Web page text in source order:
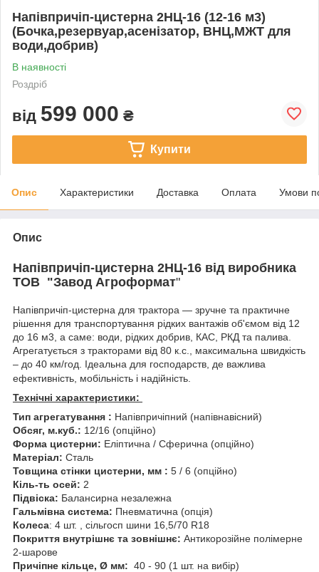
Напівпричіп-цистерна 2НЦ-16 (12-16 м3)
(Бочка,резервуар,асенізатор, ВНЦ,МЖТ для
води,добрив)
В наявності
Роздріб
від 599 000 ₴
Купити
Опис Характеристики Доставка Оплата Умови
Опис
Напівпричіп-цистерна 2НЦ-16 від виробника
ТОВ "Завод Агроформат"
Напівпричіп-цистерна для трактора — зручне та практичне
рішення для транспортування рідких вантажів об'ємом від 12
до 16 м3, а саме: води, рідких добрив, КАС, РКД та палива.
Агрегатується з тракторами від 80 к.с., максимальна швидкість
– до 40 км/год. Ідеальна для господарств, де важлива
ефективність, мобільність і надійність.
Технічні характеристики:
Тип агрегатування : Напівпричіпний (напівнавісний)
Обсяг, м.куб.: 12/16 (опційно)
Форма цистерни: Еліптична / Сферична (опційно)
Матеріал: Сталь
Товщина стінки цистерни, мм : 5 / 6 (опційно)
Кіль-ть осей: 2
Підвіска: Балансирна незалежна
Гальмівна система: Пневматична (опція)
Колеса: 4 шт. , сільгосп шини 16,5/70 R18
Покриття внутрішнє та зовнішнє: Антикорозійне полімерне
2-шарове
Причіпне кільце, Ø мм: 40 - 90 (1 шт. на вибір)